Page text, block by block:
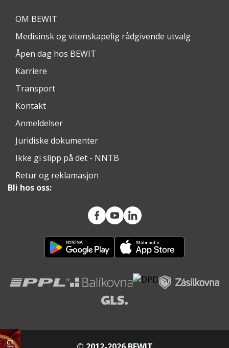
OM BEWIT
Medisinsk og vitenskapelig rådgivende utvalg
Åpen dag hos BEWIT
Karriere
Transport
Kontakt
Anmeldelser
Juridiske dokumenter
Ikke gi slipp på det - NNTB
Retur og reklamasjon
Bli hos oss: